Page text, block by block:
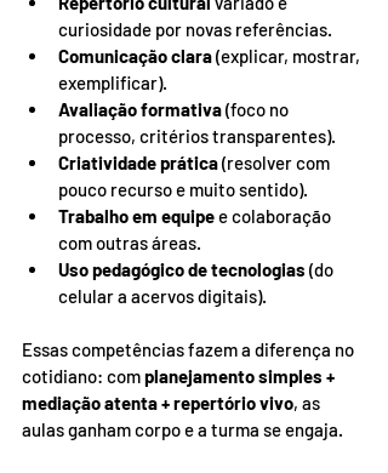
curiosidade por novas referências.
Comunicação clara (explicar, mostrar,
exemplificar).
Avaliação formativa (foco no
processo, critérios transparentes).
Criatividade prática (resolver com
pouco recurso e muito sentido).
Trabalho em equipe e colaboração
com outras áreas.
Uso pedagógico de tecnologias (do
celular a acervos digitais).
Essas competências fazem a diferença no
cotidiano: com planejamento simples +
mediação atenta + repertório vivo, as
aulas ganham corpo e a turma se engaja.